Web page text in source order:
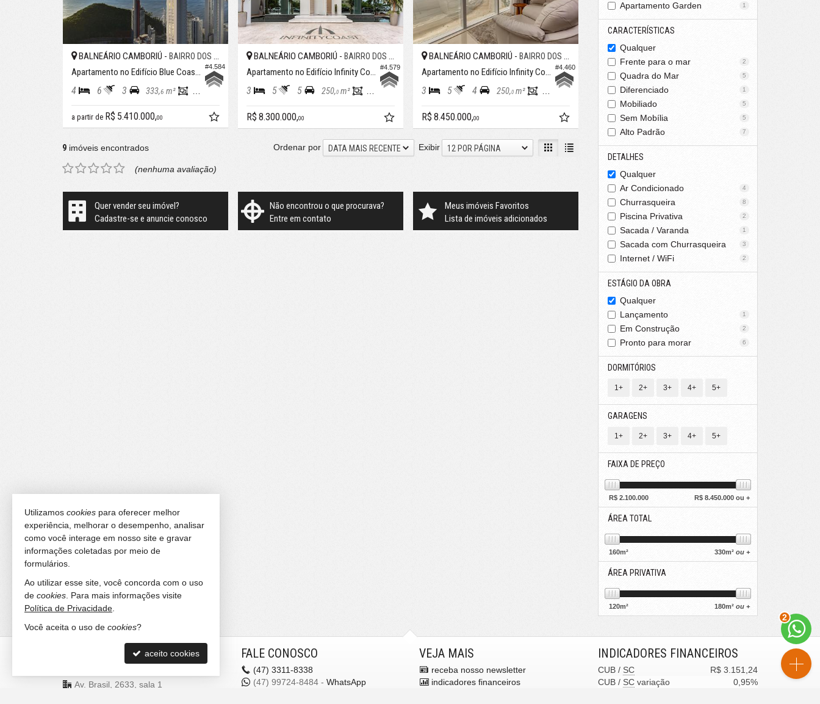
Apartamento Garden 1
CARACTERÍSTICAS
Qualquer
Frente para o mar
2
Quadra do Mar 5
Diferenciado 1
Mobiliado 5
Sem Mobília 5
Alto Padrão 7
DETALHES
Qualquer
Ar Condicionado
4
Churrasqueira 8
Piscina Privativa 2
Sacada / Varanda 1
Sacada com Churrasqueira 3
Internet / WiFi 2
ESTÁGIO DA OBRA
Qualquer
Lançamento
1
Em Construção 2
Pronto para morar 6
DORMITÓRIOS
1+ 2+ 3+ 4+ 5+
GARAGENS
1+ 2+ 3+ 4+ 5+
FAIXA DE PREÇO
R$ 2.100.000 R$8.450.000 ou +
ÁREA TOTAL
160m² 330m²ou +
ÁREA PRIVATIVA
120m² 180m²ou +
#4.584
BALNEÁRIO CAMBORIÚ - BAIRRO DOS PIONEIROS
Apartamento no Edifício Blue Coast Tower
4 6 3 333,6 m² 164,
a partir de R$ 5.410.000,00
#4.579
BALNEÁRIO CAMBORIÚ -BAIRRO DOS PIONEIROS
Apartamento no Edifício Infinity Coast
3 5 5 250,0m² 182, m²
R$ 8.300.000,00
#4.460
BALNEÁRIO CAMBORIÚ -BAIRRO DOS PIONEIROS
Apartamento no Edifício Infinity Coast
3 5 4 250,0m² 165, m²
R$ 8.450.000,00
9 imóveis encontrados Exibir 12 POR PÁGINA
Ordenar por DATA MAIS RECENTE
(nenhuma avaliação)
Quer vender seu imóvel?
Cadastre-se e anuncie conosco
Não encontrou o que procurava?
Entre em contato
Meus imóveis Favoritos
Lista de imóveis adicionados
IMOVILL IMÓVEIS E
INVESTIMENTOS
Av. Brasil, 2633, sala 1
FALE CONOSCO
(47) 3311-8338
(47) 99724-8484 - WhatsApp
VEJA MAIS
receba nosso newsletter
indicadores financeiros
INDICADORES FINANCEIROS
CUB / SC
R$ 3.151,24
CUB / SCvariação
0,95%
2
Utilizamos cookies para oferecer melhor
experiência, melhorar o desempenho, analisar
como você interage em nosso site e gravar
informações coletadas por meio de
formulários.
Ao utilizar esse site, você concorda com o uso
de cookies . Para mais informações visite
Política de Privacidade
Você aceita o uso de cookies?
aceito cookies